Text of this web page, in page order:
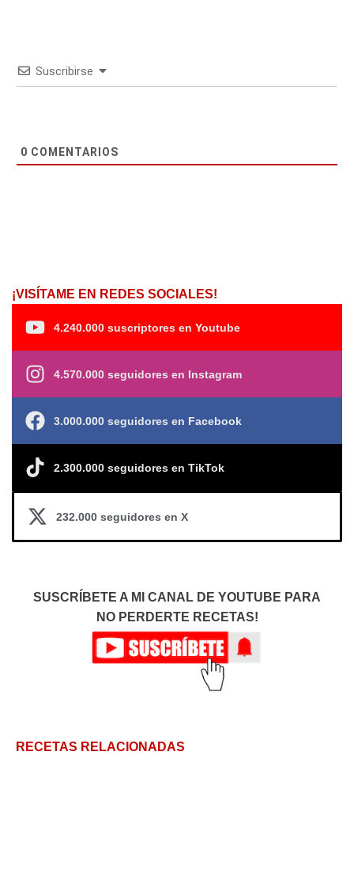
Suscribirse
0 COMENTARIOS
¡VISÍTAME EN REDES SOCIALES!
4.240.000 suscriptores en Youtube
4.570.000 seguidores en Instagram
3.000.000 seguidores en Facebook
2.300.000 seguidores en TikTok
232.000 seguidores en X
SUSCRÍBETE A MI CANAL DE YOUTUBE PARA
NO PERDERTE RECETAS!
RECETAS RELACIONADAS